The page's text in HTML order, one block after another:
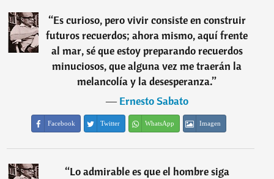
“Es curioso, pero vivir consiste en construir
futuros recuerdos; ahora mismo, aquí frente
al mar, sé que estoy preparando recuerdos
minuciosos, que alguna vez me traerán la
melancolía y la desesperanza.”
―Ernesto Sabato
Facebook Twitter WhatsApp Imagen
“Lo admirable es que el hombre siga